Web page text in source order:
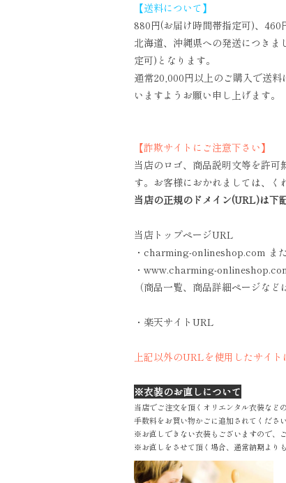
【送料について】
880円(お届け時間帯指定可)、460
北海道、沖縄県への発送につき
定可)となります。
通常20,000円以上のご購入で送
いますようお願い申し上げます。
【詐欺サイトにご注意下さい】
当店のロゴ、商品説明文等を許
す。お客様におかれましては、く
当店の正規のドメイン(URL)は下
当店トップページURL
・charming-onlineshop.com また
・www.charming-
（商品一覧、商品詳細ページな
・楽天サイトURL
上記以外のURLを使用したサイ
※衣装のお直しについて
当店でご注文を頂くオリエンタル衣装など
手数料をお買い物かごに追加されてください
※お直しできない衣装もございますので、
※お直しをさせて頂く場合、通常納期より